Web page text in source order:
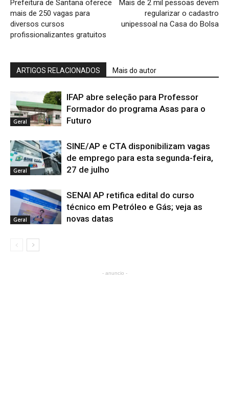
Prefeitura de Santana oferece
mais de 250 vagas para
diversos cursos
profissionalizantes gratuitos
Mais de 2 mil pessoas devem
regularizar o cadastro
unipessoal na Casa do Bolsa
ARTIGOS RELACIONADOS Mais do autor
Geral
IFAP abre seleção para Professor
Formador do programa Asas para o
Futuro
Geral
SINE/AP e CTA disponibilizam vagas
de emprego para esta segunda-feira,
27 de julho
Geral
SENAI AP retifica edital do curso
técnico em Petróleo e Gás; veja as
novas datas
- anuncio -